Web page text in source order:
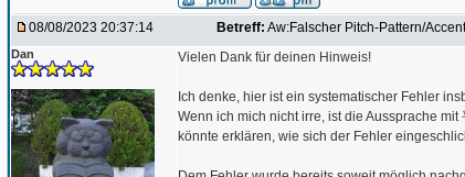
08/08/2023 20:37:14 Betreff: Aw:Falscher Pitch-Pattern/
Dan Vielen Dank für deinen Hinweis!
Ich denke, hier ist ein systematischer Fehler
Wenn ich mich nicht irre, ist die Aussprache
könnte erklären, wie sich der Fehler